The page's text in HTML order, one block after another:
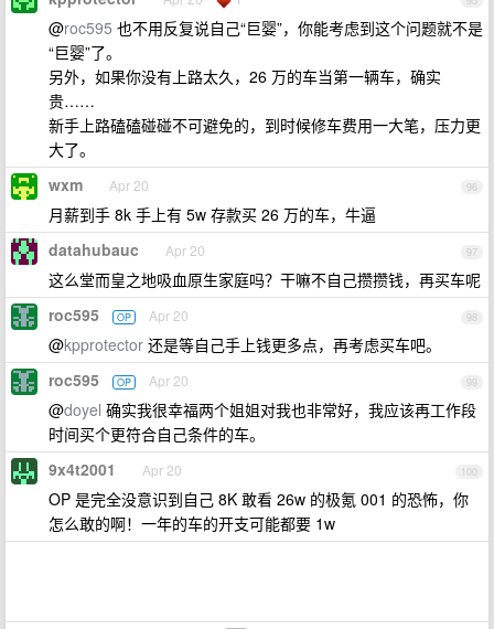
@roc595 也不用反复说自己“巨婴”，你能考虑到这个问题就不是
“巨婴”了。
另外，如果你没有上路太久，26 万的车当第一辆车，确实
贵……
新手上路磕磕碰碰不可避免的，到时候修车费用一大笔，压力更
大了。
96
wxm Apr 20
月薪到手 8k 手上有 5w 存款买 26 万的车，牛逼
97
datahubauc Apr 20
这么堂而皇之地吸血原生家庭吗？干嘛不自己攒攒钱，再买车呢
98
roc595 OP Apr 20
@kpprotector 还是等自己手上钱更多点，再考虑买车吧。
99
roc595 OP Apr 20
@doyel 确实我很幸福两个姐姐对我也非常好，我应该再工作段
时间买个更符合自己条件的车。
100
9x4t2001 Apr 20
OP 是完全没意识到自己 8K 敢看 26w 的极氪 001 的恐怖，你
怎么敢的啊！一年的车的开支可能都要 1w